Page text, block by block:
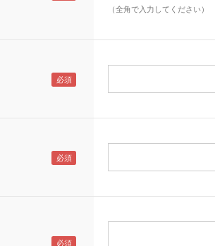
（全角で入力してください）